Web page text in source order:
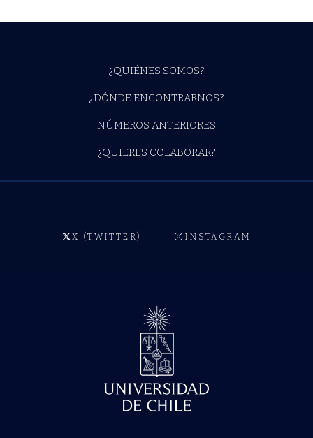
¿QUIÉNES SOMOS?
¿DÓNDE ENCONTRARNOS?
NÚMEROS ANTERIORES
¿QUIERES COLABORAR?
X (TWITTER) INSTAGRAM